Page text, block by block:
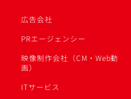
広告会社
PRエージェンシー
映像制作会社（CM・Web動
画）
ITサービス